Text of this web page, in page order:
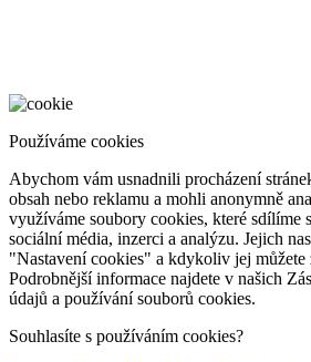
Používáme cookies
Abychom vám usnadnili procházení
obsah nebo reklamu a mohli anonymně
využíváme soubory cookies, které sdílíme
sociální média, inzerci a analýzu. Jejich
"Nastavení cookies" a kdykoliv jej můžete
Podrobnější informace najdete v našich
údajů a používání souborů cookies.
Souhlasíte s používáním cookies?